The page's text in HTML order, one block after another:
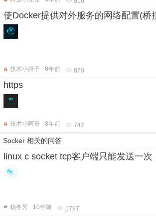
使Docker提供对外服务的网络配置(桥
技术小胖子
8年前 870
https
技术小阿哥
8年前 742
Socker 相关的问答
linux c socket tcp客户端只能发送一
杨冬芳
10年前 1787